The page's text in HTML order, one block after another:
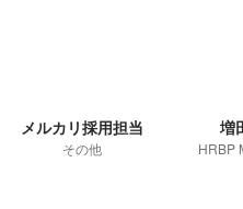
メルカリ採用担当
その他
増
HRBP